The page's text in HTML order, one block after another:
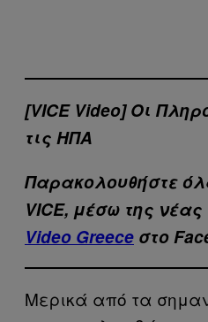
[VICE Video] Οι
τις ΗΠΑ
Παρακολουθήστε
VICE, μέσω της
Video Greece στο
Μερικά από τα